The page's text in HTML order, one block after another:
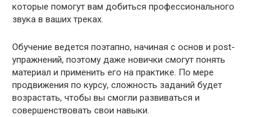
которые помогут вам добиться профессионального
звука в ваших треках.
Обучение ведется поэтапно, начиная с основ и post-
упражнений, поэтому даже новички смогут понять
материал и применить его на практике. По мере
продвижения по курсу, сложность заданий будет
возрастать, чтобы вы смогли развиваться и
совершенствовать свои навыки.